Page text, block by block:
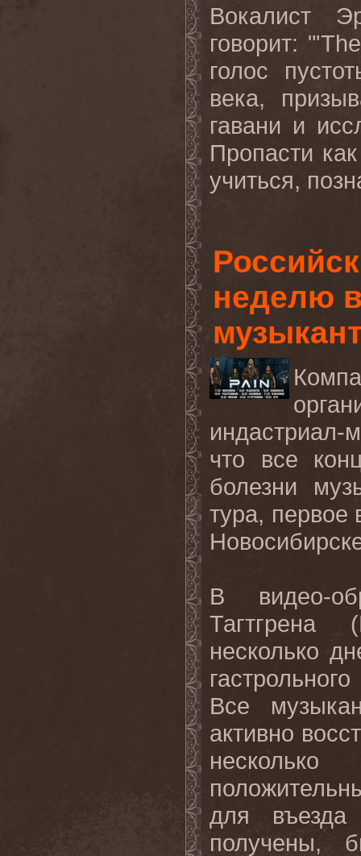
Вокалист
говорит: "'The
голос
века,
гавани и
Пропасти
учиться,
неделю
индастриал-
что все
болезни
тура, первое
В видео-
Тагтгрена (
несколько
Все
активно
для
получены,